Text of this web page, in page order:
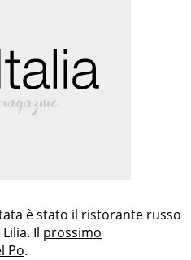
è stato il ristorante russo
Il prossimo
Po.